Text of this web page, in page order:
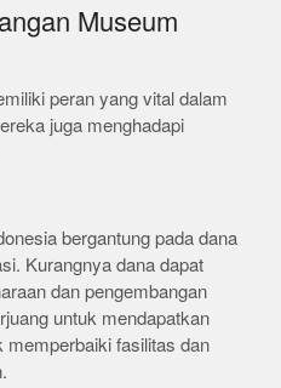
Museum
peran yang vital dalam
juga menghadapi
bergantung pada dana
Kurangnya dana dapat
dan pengembangan
untuk mendapatkan
memperbaiki fasilitas dan